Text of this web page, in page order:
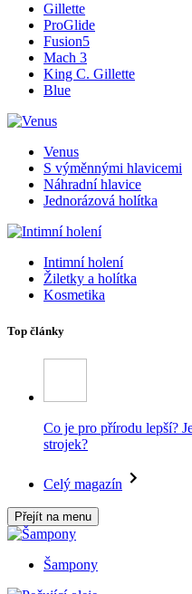
Gillette
ProGlide
Fusion5
Mach 3
King C. Gillette
Blue
Venus
S výměnnými hlavicemi
Náhradní hlavice
Jednorázová holítka
Intimní holení
Žiletky a holítka
Kosmetika
Top články
Co je pro přírodu lepší?
strojek?
Celý magazín
Přejít na menu
Šampony